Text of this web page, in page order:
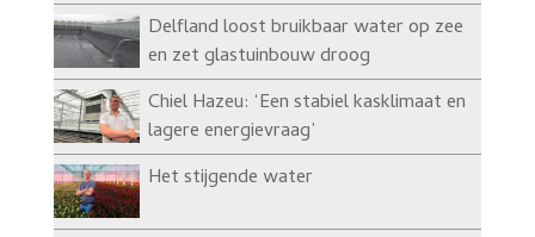
Delfland loost bruikbaar water op zee
en zet glastuinbouw droog
Chiel Hazeu: ‘Een stabiel kasklimaat en
lagere energievraag’
Het stijgende water